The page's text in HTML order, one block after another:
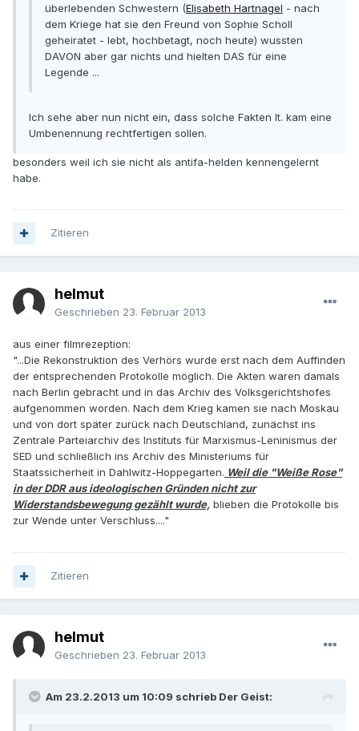
überlebenden Schwestern (Elisabeth Hartnagel - nach
dem Kriege hat sie den Freund von Sophie Scholl
geheiratet - lebt, hochbetagt, noch heute) wussten
DAVON aber gar nichts und hielten DAS für eine
Legende ...
Ich sehe aber nun nicht ein, dass solche Fakten lt. kam eine
Umbenennung rechtfertigen sollen.
besonders weil ich sie nicht als antifa-helden kennengelernt
habe.
Zitieren
helmut
Geschrieben 23. Februar 2013
aus einer filmrezeption:
"...Die Rekonstruktion des Verhörs wurde erst nach dem Auffinden
der entsprechenden Protokolle möglich. Die Akten waren damals
nach Berlin gebracht und in das Archiv des Volksgerichtshofes
aufgenommen worden. Nach dem Krieg kamen sie nach Moskau
und von dort später zurück nach Deutschland, zunächst ins
Zentrale Parteiarchiv des Instituts für Marxismus-Leninismus der
SED und schließlich ins Archiv des Ministeriums für
Staatssicherheit in Dahlwitz-Hoppegarten. Weil die "Weiße Rose"
in der DDR aus ideologischen Gründen nicht zur
Widerstandsbewegung gezählt wurde, blieben die Protokolle bis
zur Wende unter Verschluss...."
Zitieren
helmut
Geschrieben 23. Februar 2013
Am 23.2.2013 um 10:09 schrieb Der Geist: